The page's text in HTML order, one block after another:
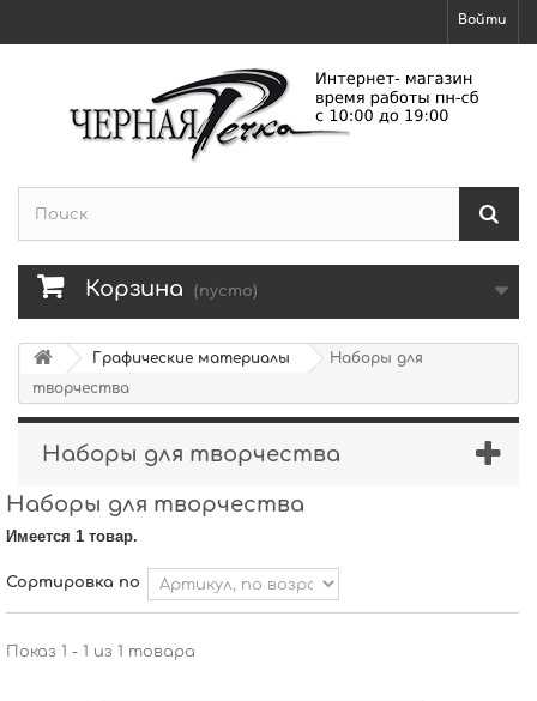
Войти
Корзина (пусто)
Графические материалы
Наборы для
творчества
Наборы для творчества
Наборы для творчества
Имеется 1 товар.
Сортировка по
Показ 1 - 1 из 1 товара